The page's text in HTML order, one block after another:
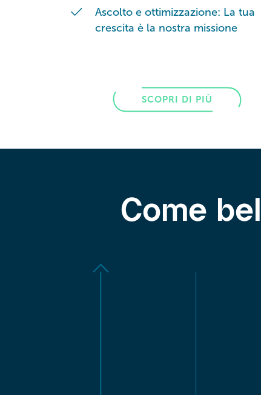
Ascolto e ottimizzazione: La tua
crescita è la nostra missione
SCOPRI DI PIÙ
Come